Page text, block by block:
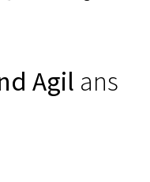
Agil ans